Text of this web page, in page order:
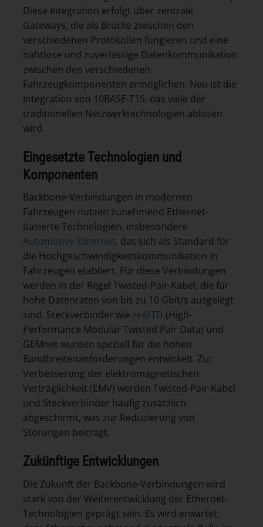
Diese Integration erfolgt über zentrale
Gateways, die als Brücke zwischen den
verschiedenen Protokollen fungieren und eine
nahtlose und zuverlässige Datenkommunikation
zwischen den verschiedenen
Fahrzeugkomponenten ermöglichen. Neu ist die
Integration von 10BASE-T1S, das viele der
traditionellen Netzwerktechnologien ablösen
wird.
Eingesetzte Technologien und
Komponenten
Backbone-Verbindungen in modernen
Fahrzeugen nutzen zunehmend Ethernet-
basierte Technologien, insbesondere
Automotive Ethernet, das sich als Standard für
die Hochgeschwindigkeitskommunikation in
Fahrzeugen etabliert. Für diese Verbindungen
werden in der Regel Twisted-Pair-Kabel, die für
hohe Datenraten von bis zu 10 Gbit/s ausgelegt
sind. Steckverbinder wie H-MTD (High-
Performance Modular Twisted Pair Data) und
GEMnet wurden speziell für die hohen
Bandbreitenanforderungen entwickelt. Zur
Verbesserung der elektromagnetischen
Verträglichkeit (EMV) werden Twisted-Pair-Kabel
und Steckverbinder häufig zusätzlich
abgeschirmt, was zur Reduzierung von
Störungen beiträgt.
Zukünftige Entwicklungen
Die Zukunft der Backbone-Verbindungen wird
stark von der Weiterentwicklung der Ethernet-
Technologien geprägt sein. Es wird erwartet,